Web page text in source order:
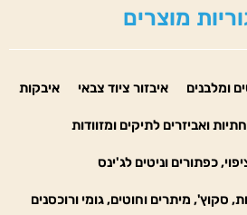
מוצרים
ומלבנים איבזור ציוד צבאי איבקות
ואביזרים לתיקים ומזוודות
כפתורים וניטים לג'ינס
סקוץ', מיתרים וחוטים, גומי ורוכסנים